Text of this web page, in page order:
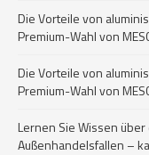
Die Vorteile von
Premium-Wahl von
Die Vorteile von
Premium-Wahl von
Lernen Sie Wissen
Außenhandelsfallen –